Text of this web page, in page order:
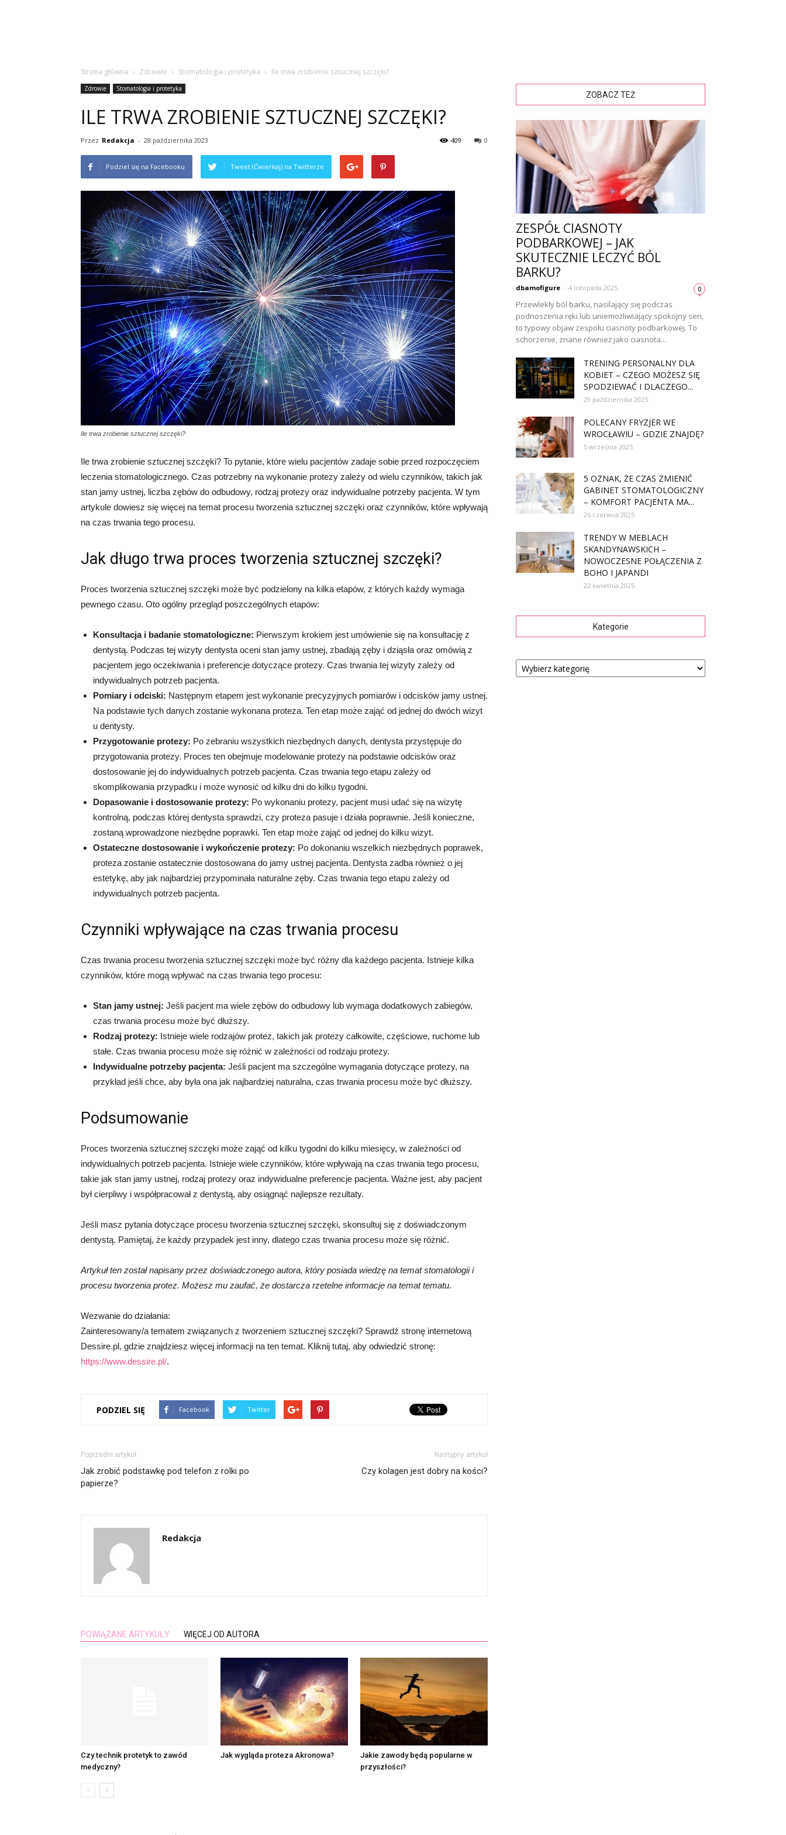
Strona główna Zdrowie Stomatologia i protetyka Ile trwa zrobienie sztucznej szczęki?
Zdrowie Stomatologia i protetyka
ILE TRWA ZROBIENIE SZTUCZNEJ SZCZĘKI?
Przez Redakcja - 28 października 2023 0
409
Podziel się na Facebooku Tweet (Ćwierkaj) na Twitterze
Ile trwa zrobienie sztucznej szczęki?
Ile trwa zrobienie sztucznej szczęki? To pytanie, które wielu pacjentów zadaje sobie przed rozpoczęciem
leczenia stomatologicznego. Czas potrzebny na wykonanie protezy zależy od wielu czynników, takich jak
stan jamy ustnej, liczba zębów do odbudowy, rodzaj protezy oraz indywidualne potrzeby pacjenta. W tym
artykule dowiesz się więcej na temat procesu tworzenia sztucznej szczęki oraz czynników, które wpływają
na czas trwania tego procesu.
Jak długo trwa proces tworzenia sztucznej szczęki?
Proces tworzenia sztucznej szczęki może być podzielony na kilka etapów, z których każdy wymaga
pewnego czasu. Oto ogólny przegląd poszczególnych etapów:
Konsultacja i badanie stomatologiczne: Pierwszym krokiem jest umówienie się na konsultację z
dentystą. Podczas tej wizyty dentysta oceni stan jamy ustnej, zbadają zęby i dziąsła oraz omówią z
pacjentem jego oczekiwania i preferencje dotyczące protezy. Czas trwania tej wizyty zależy od
indywidualnych potrzeb pacjenta.
Pomiary i odciski: Następnym etapem jest wykonanie precyzyjnych pomiarów i odcisków jamy ustnej.
Na podstawie tych danych zostanie wykonana proteza. Ten etap może zająć od jednej do dwóch wizyt
u dentysty.
Przygotowanie protezy: Po zebraniu wszystkich niezbędnych danych, dentysta przystępuje do
przygotowania protezy. Proces ten obejmuje modelowanie protezy na podstawie odcisków oraz
dostosowanie jej do indywidualnych potrzeb pacjenta. Czas trwania tego etapu zależy od
skomplikowania przypadku i może wynosić od kilku dni do kilku tygodni.
Dopasowanie i dostosowanie protezy: Po wykonaniu protezy, pacjent musi udać się na wizytę
kontrolną, podczas której dentysta sprawdzi, czy proteza pasuje i działa poprawnie. Jeśli konieczne,
zostaną wprowadzone niezbędne poprawki. Ten etap może zająć od jednej do kilku wizyt.
Ostateczne dostosowanie i wykończenie protezy: Po dokonaniu wszelkich niezbędnych poprawek,
proteza zostanie ostatecznie dostosowana do jamy ustnej pacjenta. Dentysta zadba również o jej
estetykę, aby jak najbardziej przypominała naturalne zęby. Czas trwania tego etapu zależy od
indywidualnych potrzeb pacjenta.
Czynniki wpływające na czas trwania procesu
Czas trwania procesu tworzenia sztucznej szczęki może być różny dla każdego pacjenta. Istnieje kilka
czynników, które mogą wpływać na czas trwania tego procesu:
Stan jamy ustnej: Jeśli pacjent ma wiele zębów do odbudowy lub wymaga dodatkowych zabiegów,
czas trwania procesu może być dłuższy.
Rodzaj protezy: Istnieje wiele rodzajów protez, takich jak protezy całkowite, częściowe, ruchome lub
stałe. Czas trwania procesu może się różnić w zależności od rodzaju protezy.
Indywidualne potrzeby pacjenta: Jeśli pacjent ma szczególne wymagania dotyczące protezy, na
przykład jeśli chce, aby była ona jak najbardziej naturalna, czas trwania procesu może być dłuższy.
Podsumowanie
Proces tworzenia sztucznej szczęki może zająć od kilku tygodni do kilku miesięcy, w zależności od
indywidualnych potrzeb pacjenta. Istnieje wiele czynników, które wpływają na czas trwania tego procesu,
takie jak stan jamy ustnej, rodzaj protezy oraz indywidualne preferencje pacjenta. Ważne jest, aby pacjent
był cierpliwy i współpracował z dentystą, aby osiągnąć najlepsze rezultaty.
Jeśli masz pytania dotyczące procesu tworzenia sztucznej szczęki, skonsultuj się z doświadczonym
dentystą. Pamiętaj, że każdy przypadek jest inny, dlatego czas trwania procesu może się różnić.
Artykuł ten został napisany przez doświadczonego autora, który posiada wiedzę na temat stomatologii i
procesu tworzenia protez. Możesz mu zaufać, że dostarcza rzetelne informacje na temat tematu.
Wezwanie do działania:
Zainteresowany/a tematem związanych z tworzeniem sztucznej szczęki? Sprawdź stronę internetową
Dessire.pl, gdzie znajdziesz więcej informacji na ten temat. Kliknij tutaj, aby odwiedzić stronę:
https://www.dessire.pl/.
PODZIEL SIĘ Facebook Twitter
Poprzedni artykuł
Jak zrobić podstawkę pod telefon z rolki po
papierze?
Następny artykuł
Czy kolagen jest dobry na kości?
Redakcja
POWIĄZANE ARTYKUŁY WIĘCEJ OD AUTORA
Czy technik protetyk to zawód
medyczny?
Jak wygląda proteza Akronowa?
Jakie zawody będą popularne w
przyszłości?
ZOBACZ TEŻ
ZESPÓŁ CIASNOTY
PODBARKOWEJ – JAK
SKUTECZNIE LECZYĆ BÓL
BARKU?
dbamofigure - 4 listopada 2025 0
Przewlekły ból barku, nasilający się podczas
podnoszenia ręki lub uniemożliwiający spokojny sen,
to typowy objaw zespołu ciasnoty podbarkowej. To
schorzenie, znane również jako ciasnota...
TRENING PERSONALNY DLA
KOBIET – CZEGO MOŻESZ SIĘ
SPODZIEWAĆ I DLACZEGO...
29 października 2025
POLECANY FRYZJER WE
WROCŁAWIU – GDZIE ZNAJDĘ?
5 września 2025
5 OZNAK, ŻE CZAS ZMIENIĆ
GABINET STOMATOLOGICZNY
– KOMFORT PACJENTA MA...
26 czerwca 2025
TRENDY W MEBLACH
SKANDYNAWSKICH –
NOWOCZESNE POŁĄCZENIA Z
BOHO I JAPANDI
22 kwietnia 2025
Kategorie
Kategorie